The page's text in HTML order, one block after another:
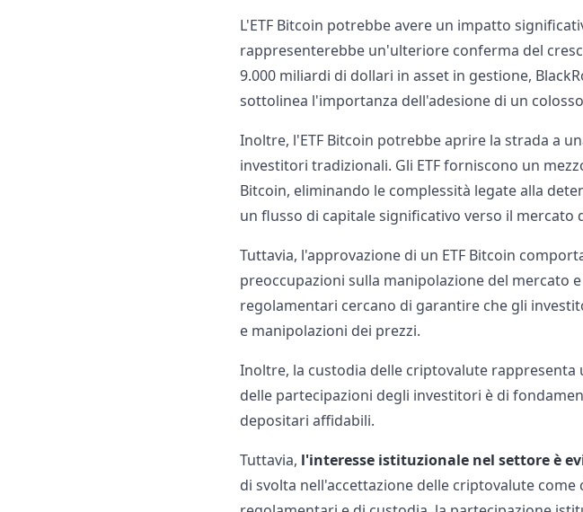
L'ETF Bitcoin potrebbe avere un impatto
rappresenterebbe un'ulteriore conferma del
9.000 miliardi di dollari in asset in gestione,
sottolinea l'importanza dell'adesione di un
Inoltre, l'ETF Bitcoin potrebbe aprire la strada a
investitori tradizionali. Gli ETF forniscono un
Bitcoin, eliminando le complessità legate alla
un flusso di capitale significativo verso il mercato
Tuttavia, l'approvazione di un ETF Bitcoin
preoccupazioni sulla manipolazione del mercato
regolamentari cercano di garantire che gli
e manipolazioni dei prezzi.
Inoltre, la custodia delle criptovalute rappresenta
delle partecipazioni degli investitori è di
depositari affidabili.
Tuttavia, l'interesse istituzionale nel settore è
di svolta nell'accettazione delle criptovalute